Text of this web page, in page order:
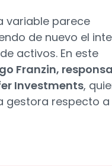
variable parece
de nuevo el
activos. En este
Franzin,
Investments,
gestora respecto a